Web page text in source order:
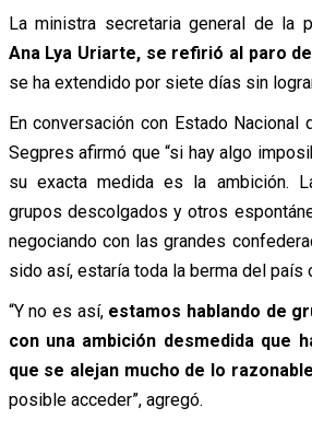
La ministra secretaria general de la
Ana Lya Uriarte, se refirió al paro
se ha extendido por siete días sin
En conversación con Estado Nacional
Segpres afirmó que “si hay algo
su exacta medida es la ambición.
grupos descolgados y otros
negociando con las grandes
sido así, estaría toda la berma del país
“Y no es así, estamos hablando de
con una ambición desmedida que
que se alejan mucho de lo razonable
posible acceder”, agregó.